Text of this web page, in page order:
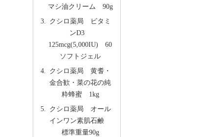
マシ油クリーム 90g
クシロ薬局 ビタミ
ンD3
125mcg(5,000IU) 60
ソフトジェル
クシロ薬局 黄耆・
金合歓・菜の花の純
粋蜂蜜 1kg
クシロ薬局 オール
インワン素肌石鹸
標準重量90g